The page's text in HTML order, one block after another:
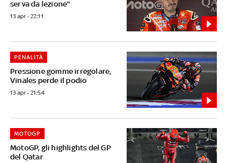
serva da lezione"
13 apr - 22:11
Pressione gomme irregolare,
Vinales perde il podio
PENALITÀ
13 apr - 21:54
MotoGP, gli highlights del GP
del Qatar
MOTOGP